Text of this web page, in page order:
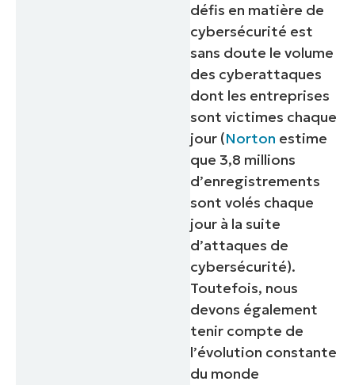
défis en matière de
cybersécurité est
sans doute le volume
des cyberattaques
dont les entreprises
sont victimes chaque
jour (Norton estime
que 3,8 millions
d’enregistrements
sont volés chaque
jour à la suite
d’attaques de
cybersécurité).
Toutefois, nous
devons également
tenir compte de
l’évolution constante
du monde